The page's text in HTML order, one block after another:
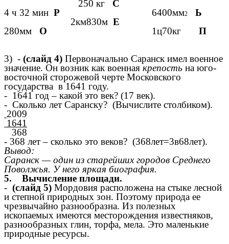
250 кг С
4 ч 32 мин Р 6400мм2 Ь
2км830м Е
280мм О 1ц70кг П
3) - (слайд 4) Первоначально Саранск имел военное
значение. Он возник как военная крепость на юго-
восточной сторожевой черте Московского
государства в 1641 году.
- 1641 год – какой это век? (17 век).
- Сколько лет Саранску? (Вычислите столбиком).
2009
1641
368
- 368 лет – сколько это веков? (368лет=3в68лет).
Вывод:
Саранск — один из старейших городов Среднего
Поволжья. У него яркая биография.
5.
Вычисление площади.
- (слайд 5) Мордовия расположена на стыке лесной
и степной природных зон. Поэтому природа ее
чрезвычайно разнообразна. Из полезных
ископаемых имеются месторождения известняков,
разнообразных глин, торфа, мела. Это маленькие
природные ресурсы.